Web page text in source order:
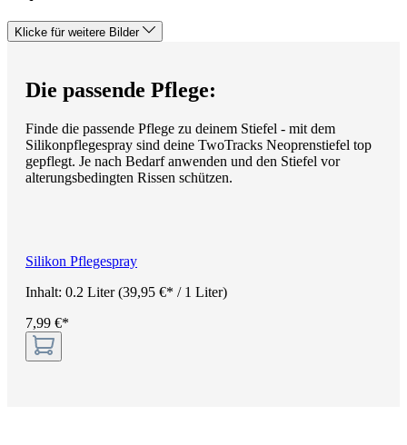
Klicke für weitere Bilder
Die passende Pflege:
Finde die passende Pflege zu deinem Stiefel - mit dem
Silikonpflegespray sind deine TwoTracks Neoprenstiefel top
gepflegt. Je nach Bedarf anwenden und den Stiefel vor
alterungsbedingten Rissen schützen.
Silikon Pflegespray
Inhalt: 0.2 Liter(39,95 €* / 1 Liter)
7,99 €*